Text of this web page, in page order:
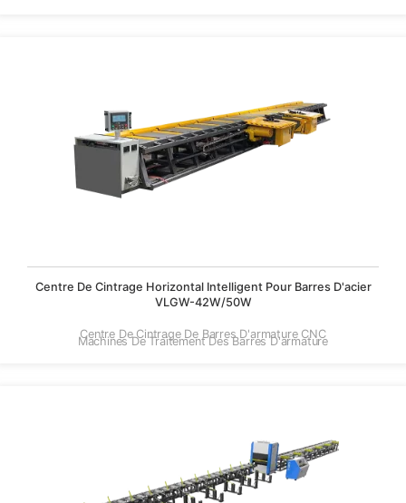
Centre De Cintrage Horizontal Intelligent Pour Barres D'acier
VLGW-42W/50W
Centre De Cintrage De Barres D'armature CNC
Machines De Traitement Des Barres D'armature